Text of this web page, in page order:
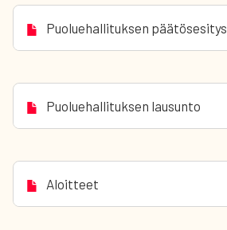
Puoluehallituksen päätösesitys
Puoluehallituksen lausunto
Aloitteet